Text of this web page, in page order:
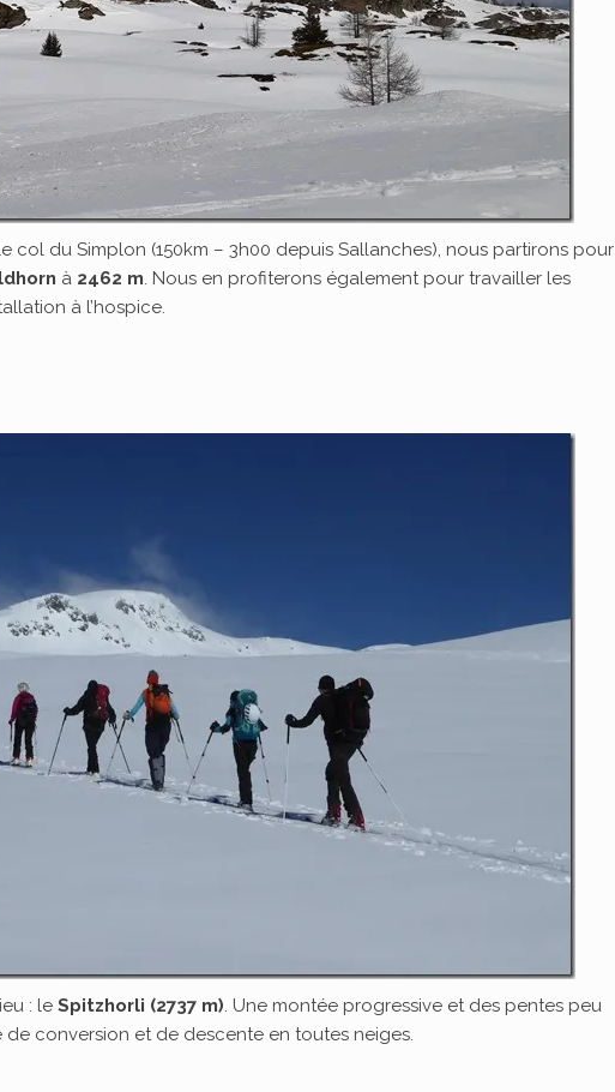
col du Simplon (150km – 3h00 depuis Sallanches), nous partirons pour
à 2462 m. Nous en profiterons également pour travailler les
à l’hospice.
: le Spitzhorli (2737 m). Une montée progressive et des pentes peu
de conversion et de descente en toutes neiges.